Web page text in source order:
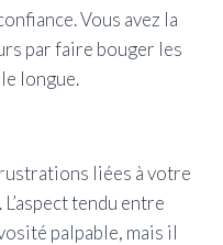
Vous avez la
par faire bouger les
longue.
liées à votre
tendu entre
palpable, mais il